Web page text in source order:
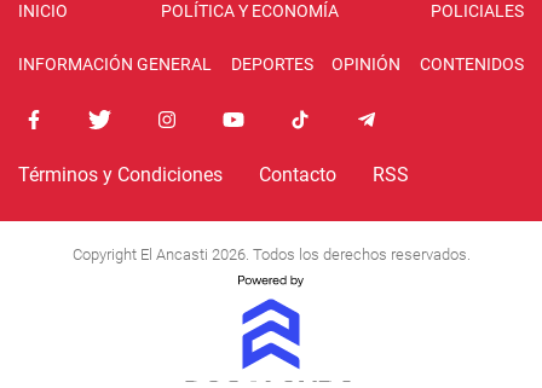
INICIO POLÍTICA Y ECONOMÍA POLICIALES
INFORMACIÓN GENERAL DEPORTES OPINIÓN CONTENIDOS
Términos y Condiciones Contacto RSS
Copyright El Ancasti 2026. Todos los derechos reservados.